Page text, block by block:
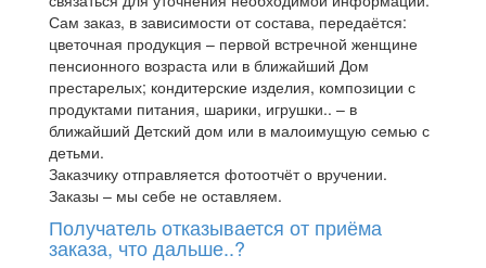
Сам заказ, в зависимости от состава, передаётся:
цветочная продукция – первой встречной женщине
пенсионного возраста или в ближайший Дом
престарелых; кондитерские изделия, композиции с
продуктами питания, шарики, игрушки.. – в
ближайший Детский дом или в малоимущую семью с
детьми.
Заказчику отправляется фотоотчёт о вручении.
Заказы – мы себе не оставляем.
Получатель отказывается от приёма
заказа, что дальше..?